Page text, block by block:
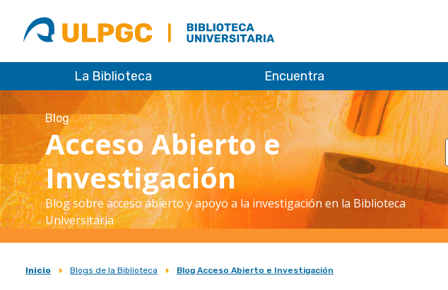
ULPGC
Biblioteca
ULPGC
La Biblioteca Encuentra
Blog
Acceso Abierto e
Investigación
Blog sobre acceso abierto y apoyo a la investigación en la Biblioteca
Universitaria
Sobrescribir
Inicio Blogs de la Biblioteca Blog Acceso Abierto e Investigación